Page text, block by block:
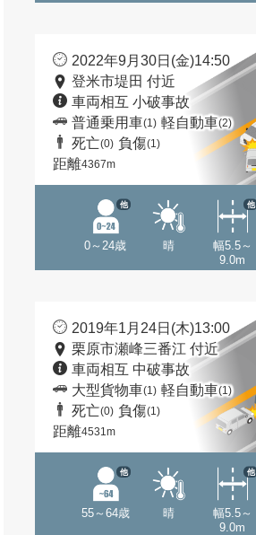
2022年9月30日(金)14:50
登米市堤田 付近
車両相互 小破事故
普通乗用車(1) 軽自動車(2)
死亡(0) 負傷(1)
距離4367m
0～24歳
他
晴
幅5.5～
9.0m
他
2019年1月24日(木)13:00
栗原市瀬峰三番江 付近
車両相互 中破事故
大型貨物車(1) 軽自動車(1)
死亡(0) 負傷(1)
距離4531m
55～64歳
他
晴
幅5.5～
9.0m
他